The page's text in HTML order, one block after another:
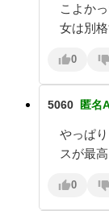
こよか
女は別格
0
5060 匿名A
やっぱ
スが最
0